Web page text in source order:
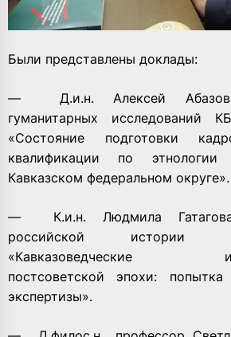
Были представлены доклады:
—
Д.и.н. Алексей
гуманитарных исследований
«Состояние подготовки
квалификации по
Кавказском федеральном округе».
—
К.и.н. Людмила
российской
«Кавказоведческие
постсоветской эпохи:
экспертизы».